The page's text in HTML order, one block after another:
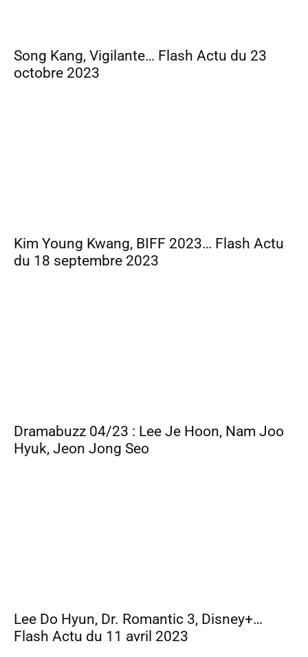
Song Kang, Vigilante… Flash Actu du 23
octobre 2023
Kim Young Kwang, BIFF 2023… Flash Actu
du 18 septembre 2023
Dramabuzz 04/23 : Lee Je Hoon, Nam Joo
Hyuk, Jeon Jong Seo
Lee Do Hyun, Dr. Romantic 3, Disney+…
Flash Actu du 11 avril 2023